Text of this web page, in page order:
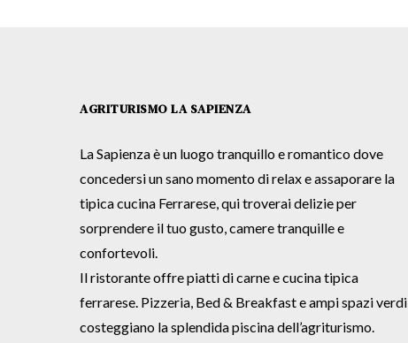
AGRITURISMO LA SAPIENZA
La Sapienza è un luogo tranquillo e romantico dove
concedersi un sano momento di relax e assaporare la
tipica cucina Ferrarese, qui troverai delizie per
sorprendere il tuo gusto, camere tranquille e
confortevoli.
Il ristorante offre piatti di carne e cucina tipica
ferrarese. Pizzeria, Bed & Breakfast e ampi spazi verdi
costeggiano la splendida piscina dell’agriturismo.